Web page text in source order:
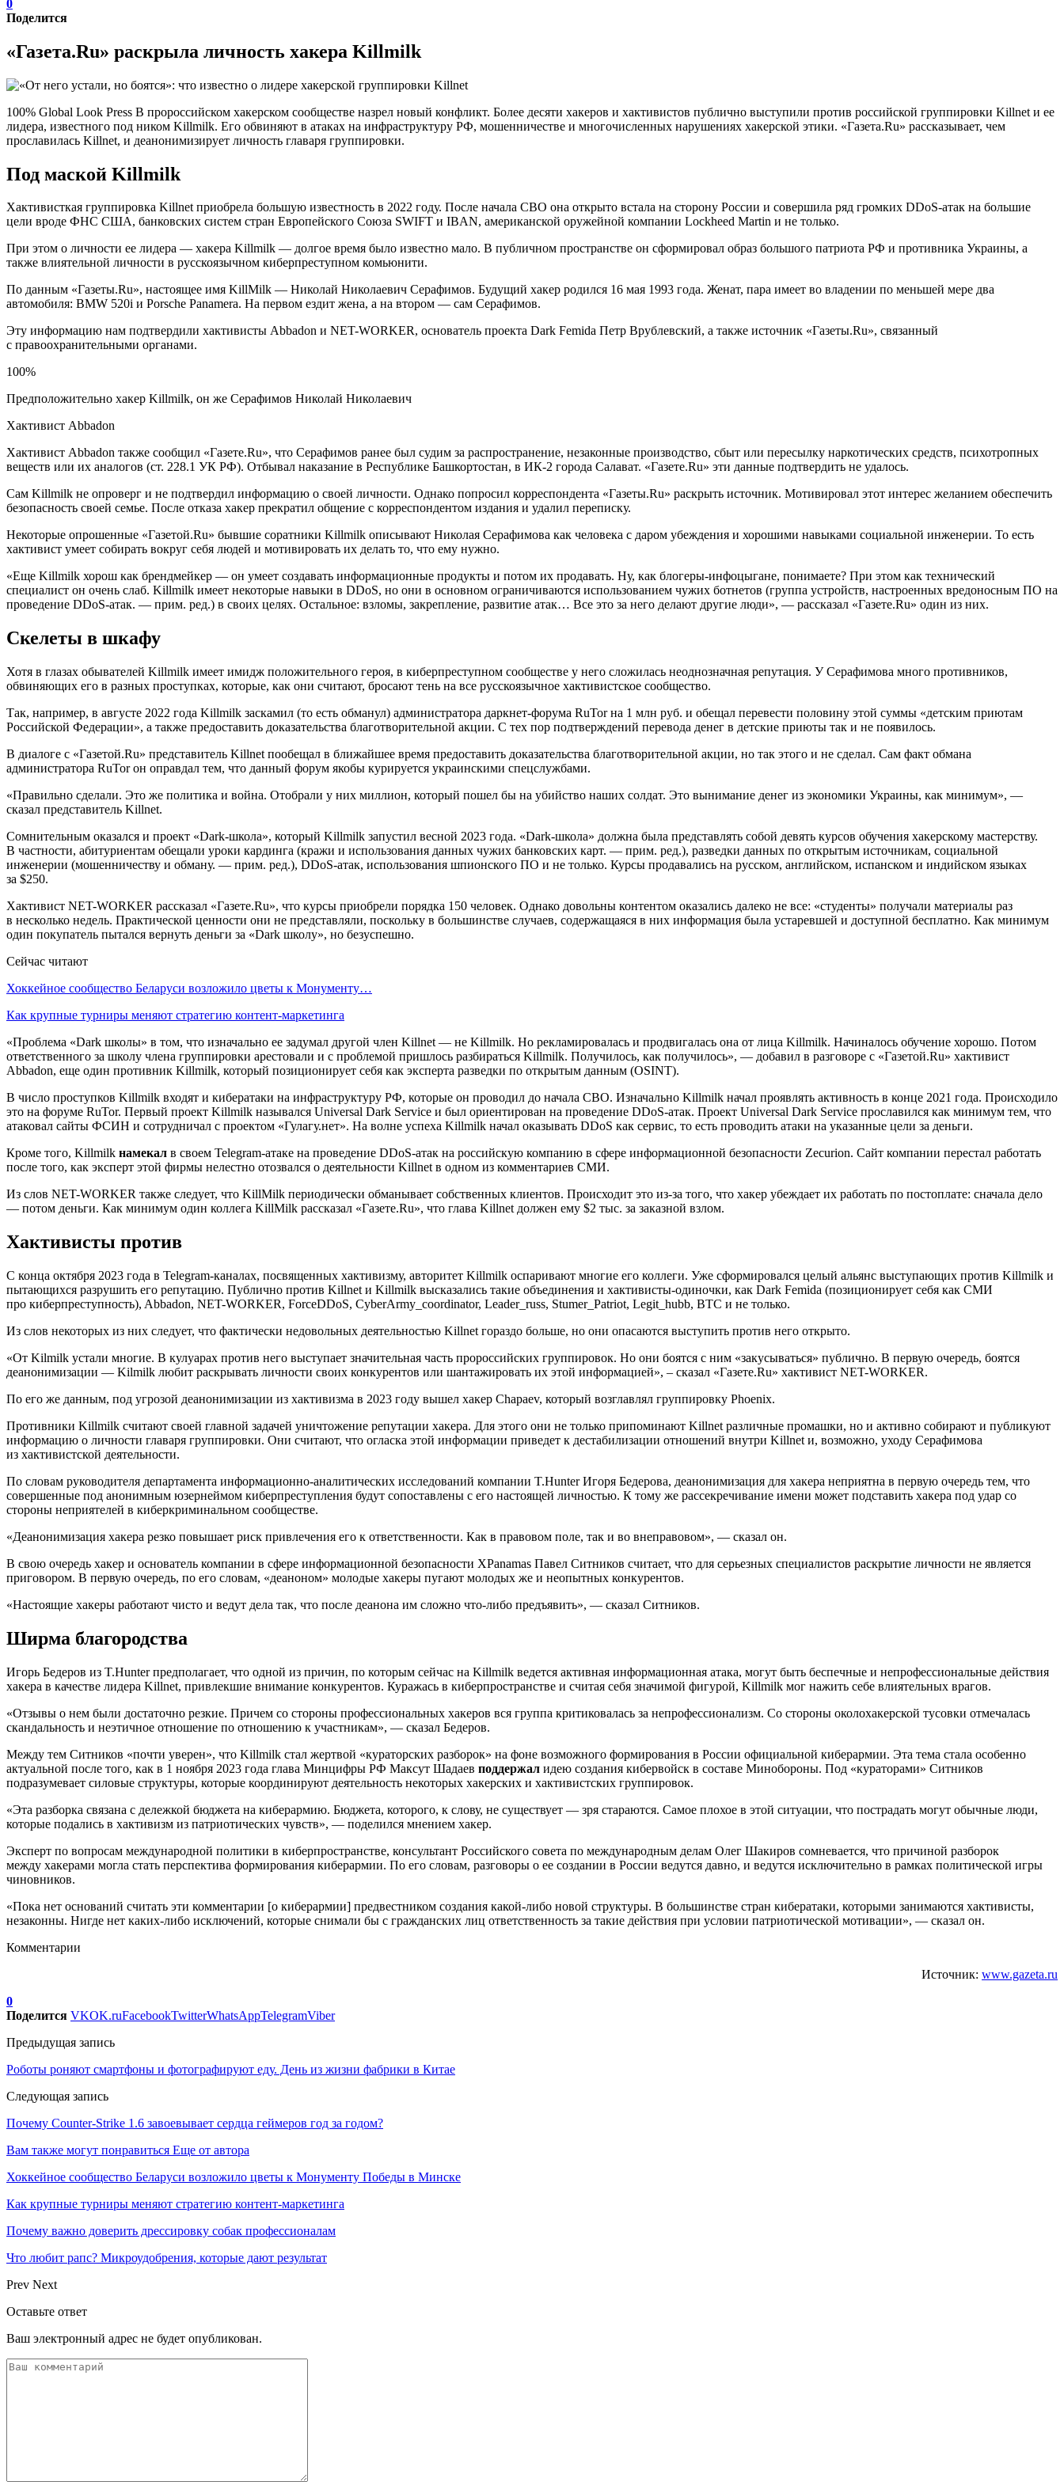
0
Поделится
«Газета.Ru» раскрыла личность хакера Killmilk
100% Global Look Press В пророссийском хакерском сообществе назрел новый конфликт. Более десяти хакеров и хактивистов публично выступили против российской группировки Killnet и ее
лидера, известного под ником Killmilk. Его обвиняют в атаках на инфраструктуру РФ, мошенничестве и многочисленных нарушениях хакерской этики. «Газета.Ru» рассказывает, чем
прославилась Killnet, и деанонимизирует личность главаря группировки.
Под маской Killmilk
Хактивисткая группировка Killnet приобрела большую известность в 2022 году. После начала СВО она открыто встала на сторону России и совершила ряд громких DDoS-атак на большие
цели вроде ФНС США, банковских систем стран Европейского Союза SWIFT и IBAN, американской оружейной компании Lockheed Martin и не только.
При этом о личности ее лидера — хакера Killmilk — долгое время было известно мало. В публичном пространстве он сформировал образ большого патриота РФ и противника Украины, а
также влиятельной личности в русскоязычном киберпреступном комьюнити.
По данным «Газеты.Ru», настоящее имя KillMilk — Николай Николаевич Серафимов. Будущий хакер родился 16 мая 1993 года. Женат, пара имеет во владении по меньшей мере два
автомобиля: BMW 520i и Porsche Panamera. На первом ездит жена, а на втором — сам Серафимов.
Эту информацию нам подтвердили хактивисты Abbadon и NET-WORKER, основатель проекта Dark Femida Петр Врублевский, а также источник «Газеты.Ru», связанный
с правоохранительными органами.
100%
Предположительно хакер Killmilk, он же Серафимов Николай Николаевич
Хактивист Abbadon
Хактивист Abbadon также сообщил «Газете.Ru», что Серафимов ранее был судим за распространение, незаконные производство, сбыт или пересылку наркотических средств, психотропных
веществ или их аналогов (ст. 228.1 УК РФ). Отбывал наказание в Республике Башкортостан, в ИК-2 города Салават. «Газете.Ru» эти данные подтвердить не удалось.
Сам Killmilk не опроверг и не подтвердил информацию о своей личности. Однако попросил корреспондента «Газеты.Ru» раскрыть источник. Мотивировал этот интерес желанием обеспечить
безопасность своей семье. После отказа хакер прекратил общение с корреспондентом издания и удалил переписку.
Некоторые опрошенные «Газетой.Ru» бывшие соратники Killmilk описывают Николая Серафимова как человека с даром убеждения и хорошими навыками социальной инженерии. То есть
хактивист умеет собирать вокруг себя людей и мотивировать их делать то, что ему нужно.
«Еще Killmilk хорош как брендмейкер — он умеет создавать информационные продукты и потом их продавать. Ну, как блогеры-инфоцыгане, понимаете? При этом как технический
специалист он очень слаб. Killmilk имеет некоторые навыки в DDoS, но они в основном ограничиваются использованием чужих ботнетов (группа устройств, настроенных вредоносным ПО на
проведение DDoS-атак. — прим. ред.) в своих целях. Остальное: взломы, закрепление, развитие атак… Все это за него делают другие люди», — рассказал «Газете.Ru» один из них.
Скелеты в шкафу
Хотя в глазах обывателей Killmilk имеет имидж положительного героя, в киберпреступном сообществе у него сложилась неоднозначная репутация. У Серафимова много противников,
обвиняющих его в разных проступках, которые, как они считают, бросают тень на все русскоязычное хактивистское сообщество.
Так, например, в августе 2022 года Killmilk заскамил (то есть обманул) администратора даркнет-форума RuTor на 1 млн руб. и обещал перевести половину этой суммы «детским приютам
Российской Федерации», а также предоставить доказательства благотворительной акции. С тех пор подтверждений перевода денег в детские приюты так и не появилось.
В диалоге с «Газетой.Ru» представитель Killnet пообещал в ближайшее время предоставить доказательства благотворительной акции, но так этого и не сделал. Сам факт обмана
администратора RuTor он оправдал тем, что данный форум якобы курируется украинскими спецслужбами.
«Правильно сделали. Это же политика и война. Отобрали у них миллион, который пошел бы на убийство наших солдат. Это вынимание денег из экономики Украины, как минимум», —
сказал представитель Killnet.
Сомнительным оказался и проект «Dark-школа», который Killmilk запустил весной 2023 года. «Dark-школа» должна была представлять собой девять курсов обучения хакерскому мастерству.
В частности, абитуриентам обещали уроки кардинга (кражи и использования данных чужих банковских карт. — прим. ред.), разведки данных по открытым источникам, социальной
инженерии (мошенничеству и обману. — прим. ред.), DDoS-атак, использования шпионского ПО и не только. Курсы продавались на русском, английском, испанском и индийском языках
за $250.
Хактивист NET-WORKER рассказал «Газете.Ru», что курсы приобрели порядка 150 человек. Однако довольны контентом оказались далеко не все: «студенты» получали материалы раз
в несколько недель. Практической ценности они не представляли, поскольку в большинстве случаев, содержащаяся в них информация была устаревшей и доступной бесплатно. Как минимум
один покупатель пытался вернуть деньги за «Dark школу», но безуспешно.
Сейчас читают
Хоккейное сообщество Беларуси возложило цветы к Монументу…
Как крупные турниры меняют стратегию контент-маркетинга
«Проблема «Dark школы» в том, что изначально ее задумал другой член Killnet — не Killmilk. Но рекламировалась и продвигалась она от лица Killmilk. Начиналось обучение хорошо. Потом
ответственного за школу члена группировки арестовали и с проблемой пришлось разбираться Killmilk. Получилось, как получилось», — добавил в разговоре с «Газетой.Ru» хактивист
Abbadon, еще один противник Killmilk, который позиционирует себя как эксперта разведки по открытым данным (OSINT).
В число проступков Killmilk входят и кибератаки на инфраструктуру РФ, которые он проводил до начала СВО. Изначально Killmilk начал проявлять активность в конце 2021 года. Происходило
это на форуме RuTor. Первый проект Killmilk назывался Universal Dark Service и был ориентирован на проведение DDoS-атак. Проект Universal Dark Service прославился как минимум тем, что
атаковал сайты ФСИН и сотрудничал с проектом «Гулагу.нет». На волне успеха Killmilk начал оказывать DDoS как сервис, то есть проводить атаки на указанные цели за деньги.
Кроме того, Killmilk намекал в своем Telegram-атаке на проведение DDoS-атак на российскую компанию в сфере информационной безопасности Zecurion. Сайт компании перестал работать
после того, как эксперт этой фирмы нелестно отозвался о деятельности Killnet в одном из комментариев СМИ.
Из слов NET-WORKER также следует, что KillMilk периодически обманывает собственных клиентов. Происходит это из-за того, что хакер убеждает их работать по постоплате: сначала дело
— потом деньги. Как минимум один коллега KillMilk рассказал «Газете.Ru», что глава Killnet должен ему $2 тыс. за заказной взлом.
Хактивисты против
С конца октября 2023 года в Telegram-каналах, посвященных хактивизму, авторитет Killmilk оспаривают многие его коллеги. Уже сформировался целый альянс выступающих против Killmilk и
пытающихся разрушить его репутацию. Публично против Killnet и Killmilk высказались такие объединения и хактивисты-одиночки, как Dark Femida (позиционирует себя как СМИ
про киберпреступность), Abbadon, NET-WORKER, ForceDDoS, CyberArmy_coordinator, Leader_russ, Stumer_Patriot, Legit_hubb, BTC и не только.
Из слов некоторых из них следует, что фактически недовольных деятельностью Killnet гораздо больше, но они опасаются выступить против него открыто.
«От Kilmilk устали многие. В кулуарах против него выступает значительная часть пророссийских группировок. Но они боятся с ним «закусываться» публично. В первую очередь, боятся
деанонимизации — Kilmilk любит раскрывать личности своих конкурентов или шантажировать их этой информацией», – сказал «Газете.Ru» хактивист NET-WORKER.
По его же данным, под угрозой деанонимизации из хактивизма в 2023 году вышел хакер Chapaev, который возглавлял группировку Phoenix.
Противники Killmilk считают своей главной задачей уничтожение репутации хакера. Для этого они не только припоминают Killnet различные промашки, но и активно собирают и публикуют
информацию о личности главаря группировки. Они считают, что огласка этой информации приведет к дестабилизации отношений внутри Killnet и, возможно, уходу Серафимова
из хактивистской деятельности.
По словам руководителя департамента информационно-аналитических исследований компании T.Hunter Игоря Бедерова, деанонимизация для хакера неприятна в первую очередь тем, что
совершенные под анонимным юзернеймом киберпреступления будут сопоставлены с его настоящей личностью. К тому же рассекречивание имени может подставить хакера под удар со
стороны неприятелей в киберкриминальном сообществе.
«Деанонимизация хакера резко повышает риск привлечения его к ответственности. Как в правовом поле, так и во внеправовом», — сказал он.
В свою очередь хакер и основатель компании в сфере информационной безопасности XPanamas Павел Ситников считает, что для серьезных специалистов раскрытие личности не является
приговором. В первую очередь, по его словам, «деаноном» молодые хакеры пугают молодых же и неопытных конкурентов.
«Настоящие хакеры работают чисто и ведут дела так, что после деанона им сложно что-либо предъявить», — сказал Ситников.
Ширма благородства
Игорь Бедеров из T.Hunter предполагает, что одной из причин, по которым сейчас на Killmilk ведется активная информационная атака, могут быть беспечные и непрофессиональные действия
хакера в качестве лидера Killnet, привлекшие внимание конкурентов. Куражась в киберпространстве и считая себя значимой фигурой, Killmilk мог нажить себе влиятельных врагов.
«Отзывы о нем были достаточно резкие. Причем со стороны профессиональных хакеров вся группа критиковалась за непрофессионализм. Со стороны околохакерской тусовки отмечалась
скандальность и неэтичное отношение по отношению к участникам», — сказал Бедеров.
Между тем Ситников «почти уверен», что Killmilk стал жертвой «кураторских разборок» на фоне возможного формирования в России официальной киберармии. Эта тема стала особенно
актуальной после того, как в 1 ноября 2023 года глава Минцифры РФ Максут Шадаев поддержал идею создания кибервойск в составе Минобороны. Под «кураторами» Ситников
подразумевает силовые структуры, которые координируют деятельность некоторых хакерских и хактивистских группировок.
«Эта разборка связана с дележкой бюджета на киберармию. Бюджета, которого, к слову, не существует — зря стараются. Самое плохое в этой ситуации, что пострадать могут обычные люди,
которые подались в хактивизм из патриотических чувств», — поделился мнением хакер.
Эксперт по вопросам международной политики в киберпространстве, консультант Российского совета по международным делам Олег Шакиров сомневается, что причиной разборок
между хакерами могла стать перспектива формирования киберармии. По его словам, разговоры о ее создании в России ведутся давно, и ведутся исключительно в рамках политической игры
чиновников.
«Пока нет оснований считать эти комментарии [о киберармии] предвестником создания какой-либо новой структуры. В большинстве стран кибератаки, которыми занимаются хактивисты,
незаконны. Нигде нет каких-либо исключений, которые снимали бы с гражданских лиц ответственность за такие действия при условии патриотической мотивации», — сказал он.
Комментарии
Источник: www.gazeta.ru
0
Поделится VKOK.ruFacebookTwitterWhatsAppTelegramViber
Предыдущая запись
Роботы роняют смартфоны и фотографируют еду. День из жизни фабрики в Китае
Следующая запись
Почему Counter-Strike 1.6 завоевывает сердца геймеров год за годом?
Вам также могут понравиться Еще от автора
Хоккейное сообщество Беларуси возложило цветы к Монументу Победы в Минске
Как крупные турниры меняют стратегию контент-маркетинга
Почему важно доверить дрессировку собак профессионалам
Что любит рапс? Микроудобрения, которые дают результат
Prev Next
Оставьте ответ
Ваш электронный адрес не будет опубликован.